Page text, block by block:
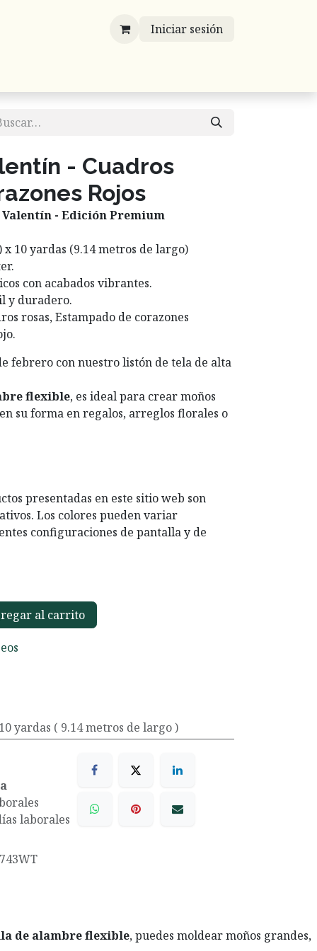
Iniciar sesión
- Cuadros
Rojos
- Edición Premium
x 10 yardas (9.14 metros de largo)
con acabados vibrantes.
y duradero.
rosas, Estampado de corazones
febrero con nuestro listón de tela de alta
flexible, es ideal para crear moños
su forma en regalos, arreglos florales o
presentadas en este sitio web son
Los colores pueden variar
configuraciones de pantalla y de
al carrito
yardas ( 9.14 metros de largo )
laborales
de alambre flexible, puedes moldear moños grandes,